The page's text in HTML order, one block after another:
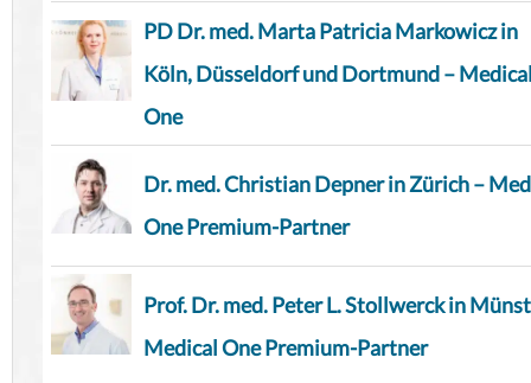
PD Dr. med. Marta Patricia Markowicz in
Köln, Düsseldorf und Dortmund –
One
Dr. med. Christian Depner in Zürich –
One Premium-Partner
Prof. Dr. med. Peter L. Stollwerck in
Medical One Premium-Partner